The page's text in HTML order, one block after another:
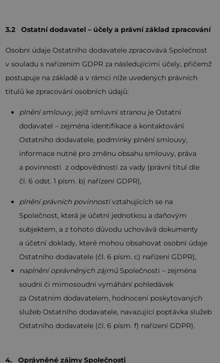
3.2 Ostatní dodavatel – účely a právní základ zpracování
Osobní údaje Ostatního dodavatele zpracovává Společnost
v souladu s nařízením GDPR za následujícími účely, přičemž
postupuje na základě a v rámci níže uvedených právních
titulů ke zpracování osobních údajů:
plnění smlouvy, jejíž smluvní stranou je Ostatní
dodavatel – zejména identifikace a kontaktování
Ostatního dodavatele, podmínky plnění smlouvy,
informace nutné pro změnu obsahu smlouvy, práva
a povinnosti z odpovědnosti za vady (právní titul dle
čl. 6 odst. 1 písm. b) nařízení GDPR),
plnění právních povinnostívztahujících se na
Společnost, která je účetní jednotkou a daňovým
subjektem, a z tohoto důvodu uchovává dokumenty
a účetní doklady, které mohou obsahovat osobní údaje
Ostatního dodavatele (čl. 6 písm. c) nařízení GDPR),
naplnění oprávněných zájmůSpolečnosti – zejména
soudní či mimosoudní vymáhání pohledávek
za Ostatním dodavatelem, hodnocení poskytovaných
služeb Ostatního dodavatele, navazující poptávka služeb
Ostatního dodavatele (čl. 6 písm. f) nařízení GDPR).
4. Oprávněné zájmy Společnosti